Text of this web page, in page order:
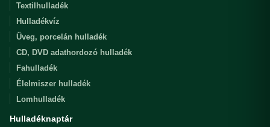
Textilhulladék
Hulladékvíz
Üveg, porcelán hulladék
CD, DVD adathordozó hulladék
Fahulladék
Élelmiszer hulladék
Lomhulladék
Hulladéknaptár